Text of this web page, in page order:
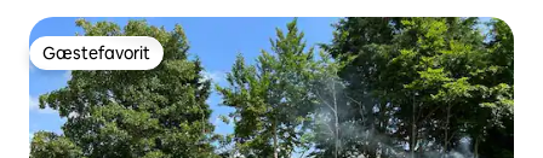
Gæstefavorit
Gæstefavorit